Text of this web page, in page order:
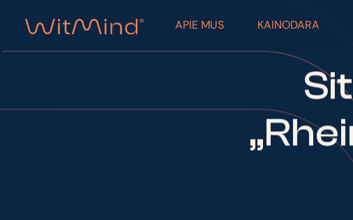
APIE MUS KAINODARA